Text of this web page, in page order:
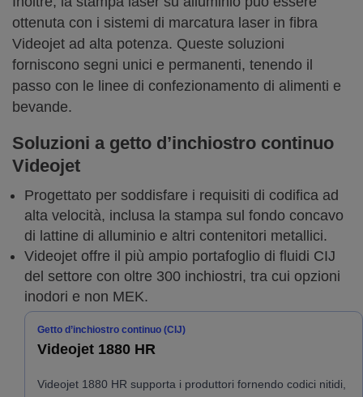
ottenuta con i sistemi di marcatura laser in fibra
Videojet ad alta potenza. Queste soluzioni
forniscono segni unici e permanenti, tenendo il
passo con le linee di confezionamento di alimenti e
bevande.
Soluzioni a getto d’inchiostro continuo
Videojet
Progettato per soddisfare i requisiti di codifica ad
alta velocità, inclusa la stampa sul fondo concavo
di lattine di alluminio e altri contenitori metallici.
Videojet offre il più ampio portafoglio di fluidi CIJ
del settore con oltre 300 inchiostri, tra cui opzioni
inodori e non MEK.
Getto d’inchiostro continuo (CIJ)
Videojet 1880 HR
Videojet 1880 HR supporta i produttori fornendo codici nitidi,